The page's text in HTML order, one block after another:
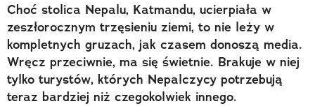
Choć stolica Nepalu, Katmandu, ucierpiała w
zeszłorocznym trzęsieniu ziemi, to nie leży w
kompletnych gruzach, jak czasem donoszą media.
Wręcz przeciwnie, ma się świetnie. Brakuje w niej
tylko turystów, których Nepalczycy potrzebują
teraz bardziej niż czegokolwiek innego.